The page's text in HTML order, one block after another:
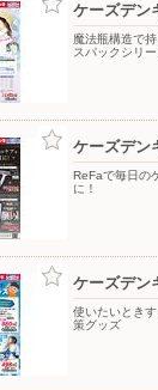
ケーズデン
魔法瓶構造で
スパックシリ
ケーズデン
ReFaで毎日の
に！
ケーズデン
使いたいとき
策グッズ